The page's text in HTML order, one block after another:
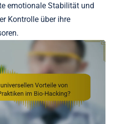
emotionale Stabilität und
Kontrolle über ihre